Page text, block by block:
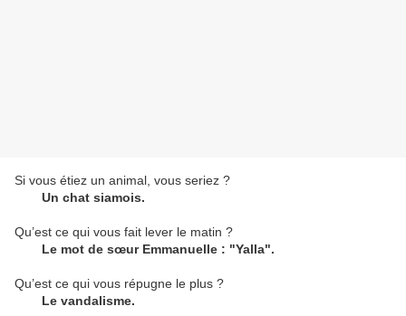
Si vous étiez un animal, vous seriez ?
Un chat siamois.
Qu’est ce qui vous fait lever le matin ?
Le mot de sœur Emmanuelle : "Yalla".
Qu’est ce qui vous répugne le plus ?
Le vandalisme.